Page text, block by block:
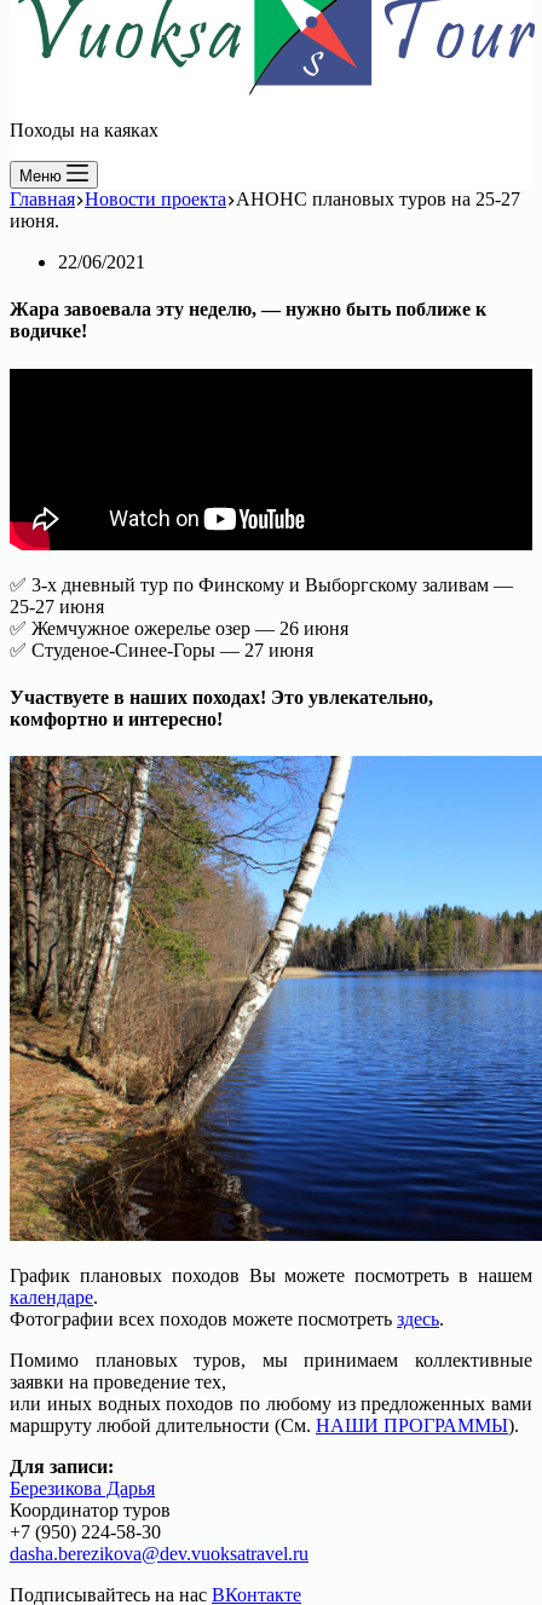
Походы на каяках
Меню
Главная Новости проекта АНОНС плановых туров на 25-27
июня.
22/06/2021
Жара завоевала эту неделю, — нужно быть поближе к
водичке!
✅ 3-х дневный тур по Финскому и Выборгскому заливам —
25-27 июня
✅ Жемчужное ожерелье озер — 26 июня
✅ Студеное-Синее-Горы — 27 июня
Участвуете в наших походах! Это увлекательно,
комфортно и интересно!
График плановых походов Вы можете посмотреть в нашем
календаре.
Фотографии всех походов можете посмотреть здесь.
Помимо плановых туров, мы принимаем коллективные
заявки на проведение тех,
или иных водных походов по любому из предложенных вами
маршруту любой длительности (См. НАШИ ПРОГРАММЫ).
Для записи:
Березикова Дарья
Координатор туров
+7 (950) 224-58-30
dasha.berezikova@dev.vuoksatravel.ru
Подписывайтесь на нас ВКонтакте